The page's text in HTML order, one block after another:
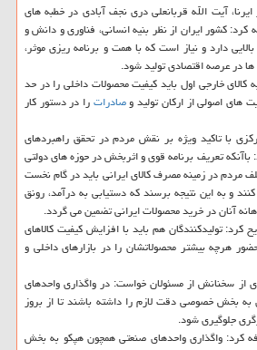
آیت الله قربانعلی دری نجف آبادی در خطبه های
كرد: كشور ایران از نظر بنیه انسانی، فناوری و دانش و
دارد و نیاز است كه با همت و برنامه ریزی موثر،
ها در عرصه اقتصادی تولید شود.
كالای خارجی اول باید كیفیت محصولات داخلی را در حد
های اصولی از اركان تولید وصادراترا در دستور كار
با تاكید ویژه بر نقش مردم در تحقق راهبردهای
باآنكه تعریف برنامه قوی و اثربخش در حوزه های دولتی
مردم در زمینه مصرف كالای ایرانی باید در گام نخست
و به این نتیجه برسند كه دستیابی به درآمد، رونق
آنان در خرید محصولات ایرانی تضمین می گردد.
تولیدكنندگان هم باید با افزایش كیفیت كالاهای
هرچه بیشتر محصولاتشان را در بازارهای داخلی و
از سخنانش از مسئولان خواست: در واگذاری واحدهای
بخش خصوصی دقت لازم را داشته باشند تا از بروز
جلوگیری شود.
كرد: واگذاری واحدهای صنعتی همچون هپكو به بخش